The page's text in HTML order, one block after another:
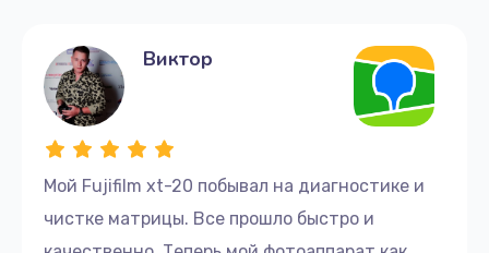
Мой Fujifilm xt-20 побывал на диагностике и
чистке матрицы. Все прошло быстро и
Виктор